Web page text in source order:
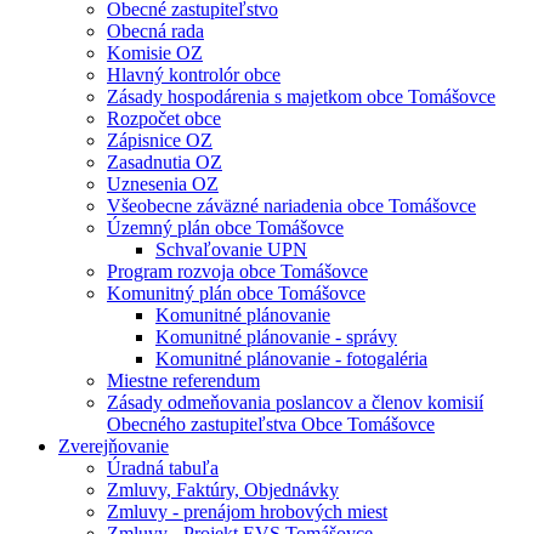
Obecné zastupiteľstvo
Obecná rada
Komisie OZ
Hlavný kontrolór obce
Zásady hospodárenia s majetkom obce Tomášovce
Rozpočet obce
Zápisnice OZ
Zasadnutia OZ
Uznesenia OZ
Všeobecne záväzné nariadenia obce Tomášovce
Územný plán obce Tomášovce
Schvaľovanie UPN
Program rozvoja obce Tomášovce
Komunitný plán obce Tomášovce
Komunitné plánovanie
Komunitné plánovanie - správy
Komunitné plánovanie - fotogaléria
Miestne referendum
Zásady odmeňovania poslancov a členov komisií
Obecného zastupiteľstva Obce Tomášovce
Zverejňovanie
Úradná tabuľa
Zmluvy, Faktúry, Objednávky
Zmluvy - prenájom hrobových miest